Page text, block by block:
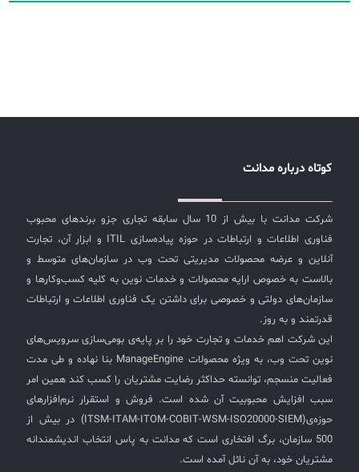
کوتاه درباره مدانت
شرکت مدانت با بیش از 10 سال سابقه تجاری جزو برندهای محبوب
فناوری اطلاعات و ارتباطات در حوزه پیاده‌سازی ITIL و ابزار آن، تجارت
آنلاین و عرضه محصولات مدیریتی تحت وب در سازمان‌های متوسط و
بالاست به خصوص ارایه محصولات و خدمات نوین به کلیه کسب‌وکارها و
سازمان‌های دولتی و خصوصی برای داشتن یک فناوری اطلاعات و ارتباطات
قدرتمند و به روز.
این شرکت اهم خدمات و تجارت خود را بر پایه‌ی بومی‌سازی سرویس‌های
نوین تحت وب، به ویژه محصولات ManageEngine بنا نهاده و طی مدت
فعالیت منسجم، توانسته حداکثر رضایت مشتریان را کسب کند همین امر
سبب افزایش محبوبیت آن شده است. فروش و استقرار نرم‌افزارهای
حوزه‌ی(ITSM-ITAM-ITOM-COBIT-WSM-ISO20000-SIEM) در بیش از
500 سازمان، برگ افتخاری است که مدانت به پاس انتخاب اندیشمندانه
مشتریان خود، به آن نائل آمده است.